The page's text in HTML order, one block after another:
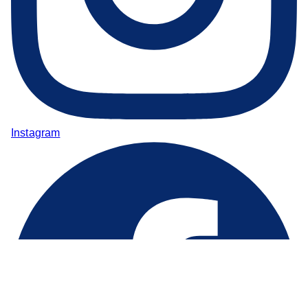
Instagram